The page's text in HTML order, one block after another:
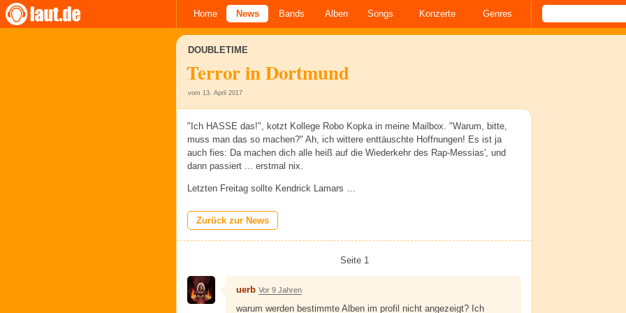
Home News Bands Alben Songs Konzerte Genres
DOUBLETIME
Terror in Dortmund
vom 13. April 2017
"Ich HASSE das!", kotzt Kollege Robo Kopka in meine Mailbox. "Warum, bitte,
muss man das so machen?" Ah, ich wittere enttäuschte Hoffnungen! Es ist ja
auch fies: Da machen dich alle heiß auf die Wiederkehr des Rap-Messias', und
dann passiert ... erstmal nix.
Letzten Freitag sollte Kendrick Lamars …
Zurück zur News
Seite 1
uerb Vor 9 Jahren
warum werden bestimmte Alben im profil nicht angezeigt? Ich